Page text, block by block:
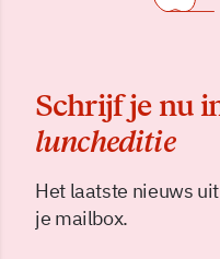
Schrijf je nu
luncheditie
Het laatste nieuws
je mailbox.